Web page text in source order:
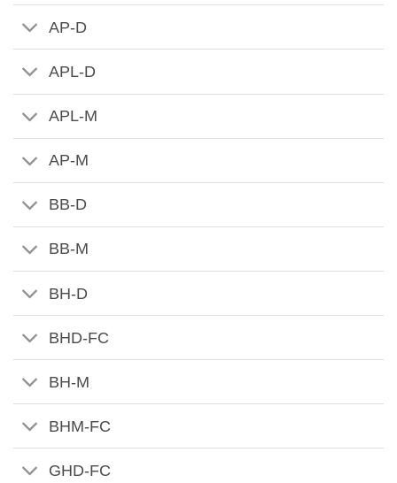
AP-D
APL-D
APL-M
AP-M
BB-D
BB-M
BH-D
BHD-FC
BH-M
BHM-FC
GHD-FC